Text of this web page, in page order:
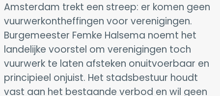
Amsterdam trekt een streep: er komen geen
vuurwerkontheffingen voor verenigingen.
Burgemeester Femke Halsema noemt het
landelijke voorstel om verenigingen toch
vuurwerk te laten afsteken onuitvoerbaar en
principieel onjuist. Het stadsbestuur houdt
vast aan het bestaande verbod en wil geen